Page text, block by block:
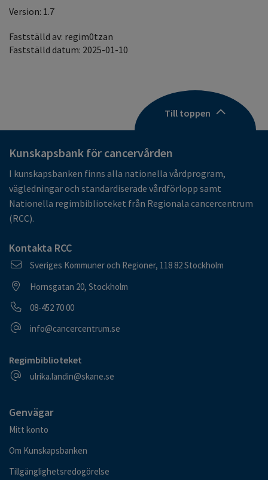
Version: 1.7
Fastställd av: regim0tzan
Fastställd datum: 2025-01-10
Till toppen
Kunskapsbank för cancervården
I kunskapsbanken finns alla nationella vårdprogram,
vägledningar och standardiserade vårdförlopp samt
Nationella regimbiblioteket från Regionala cancercentrum
(RCC).
Kontakta RCC
Postadress
Sveriges Kommuner och Regioner, 118 82 Stockholm
Besöksadress
Hornsgatan 20, Stockholm
Telefonnummer
08-452 70 00
E-postadress
info@cancercentrum.se
Regimbiblioteket
E-postadress
ulrika.landin@skane.se
Genvägar
Mitt konto
Om Kunskapsbanken
Tillgänglighetsredogörelse